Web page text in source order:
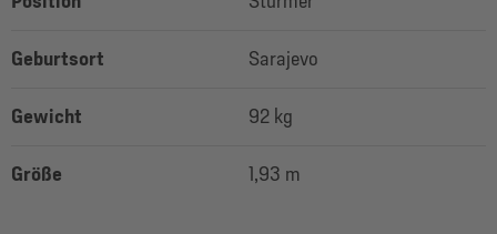
Geburtsort Sarajevo
Gewicht 92 kg
Größe 1,93 m